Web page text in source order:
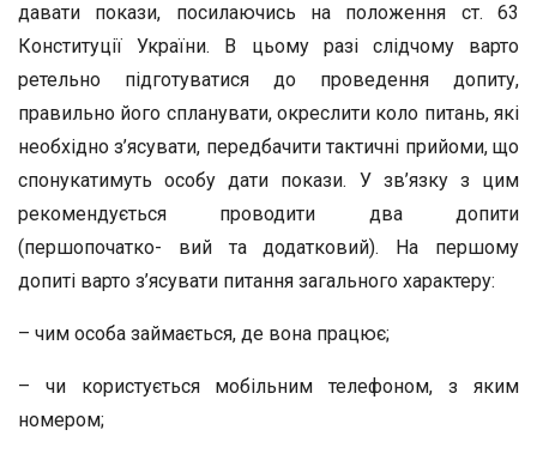
давати покази, посилаючись на положення ст. 63
Конституції України. В цьому разі слідчому варто
ретельно підготуватися до проведення допиту,
правильно його спланувати, окреслити коло питань, які
необхідно з’ясувати, передбачити тактичні прийоми, що
спонукатимуть особу дати покази. У зв’язку з цим
рекомендується проводити два допити
(першопочатко- вий та додатковий). На першому
допиті варто з’ясувати питання загального характеру:
– чим особа займається, де вона працює;
– чи користується мобільним телефоном, з яким
номером;